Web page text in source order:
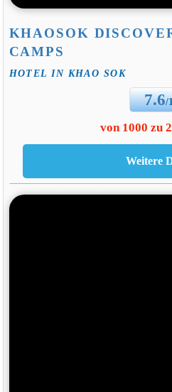
KHAOSOK
CAMPS
HOTEL IN KHAO SOK
7.6/
von 1000 zu